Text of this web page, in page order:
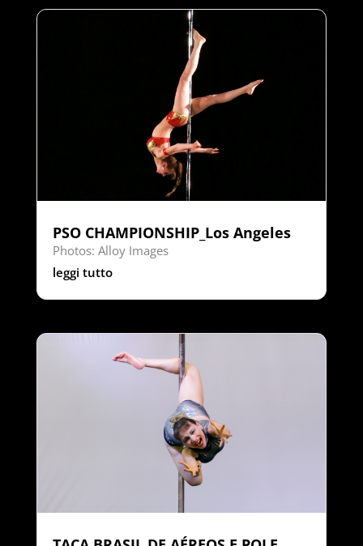
PSO CHAMPIONSHIP_Los Angeles
Photos: Alloy Images
leggi tutto